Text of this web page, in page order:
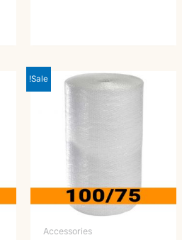
Sale!
Accessories